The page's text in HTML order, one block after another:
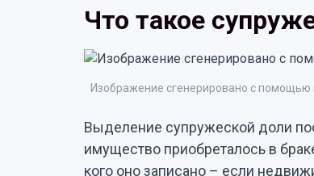
Что такое
Изображение сгенерировано с помощью
Выделение супружеской доли
имущество приобреталось в
кого оно записано – если